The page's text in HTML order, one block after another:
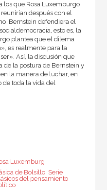
los que Rosa Luxemburgo
después con el
Bernstein defendiera el
esto es, la
plantea que el dilema
es realmente para la
Así, la discusión que
de la postura de Bernstein y
la manera de luchar, en
de toda la vida del
Luxemburg
de Bolsillo  Serie
del pensamiento